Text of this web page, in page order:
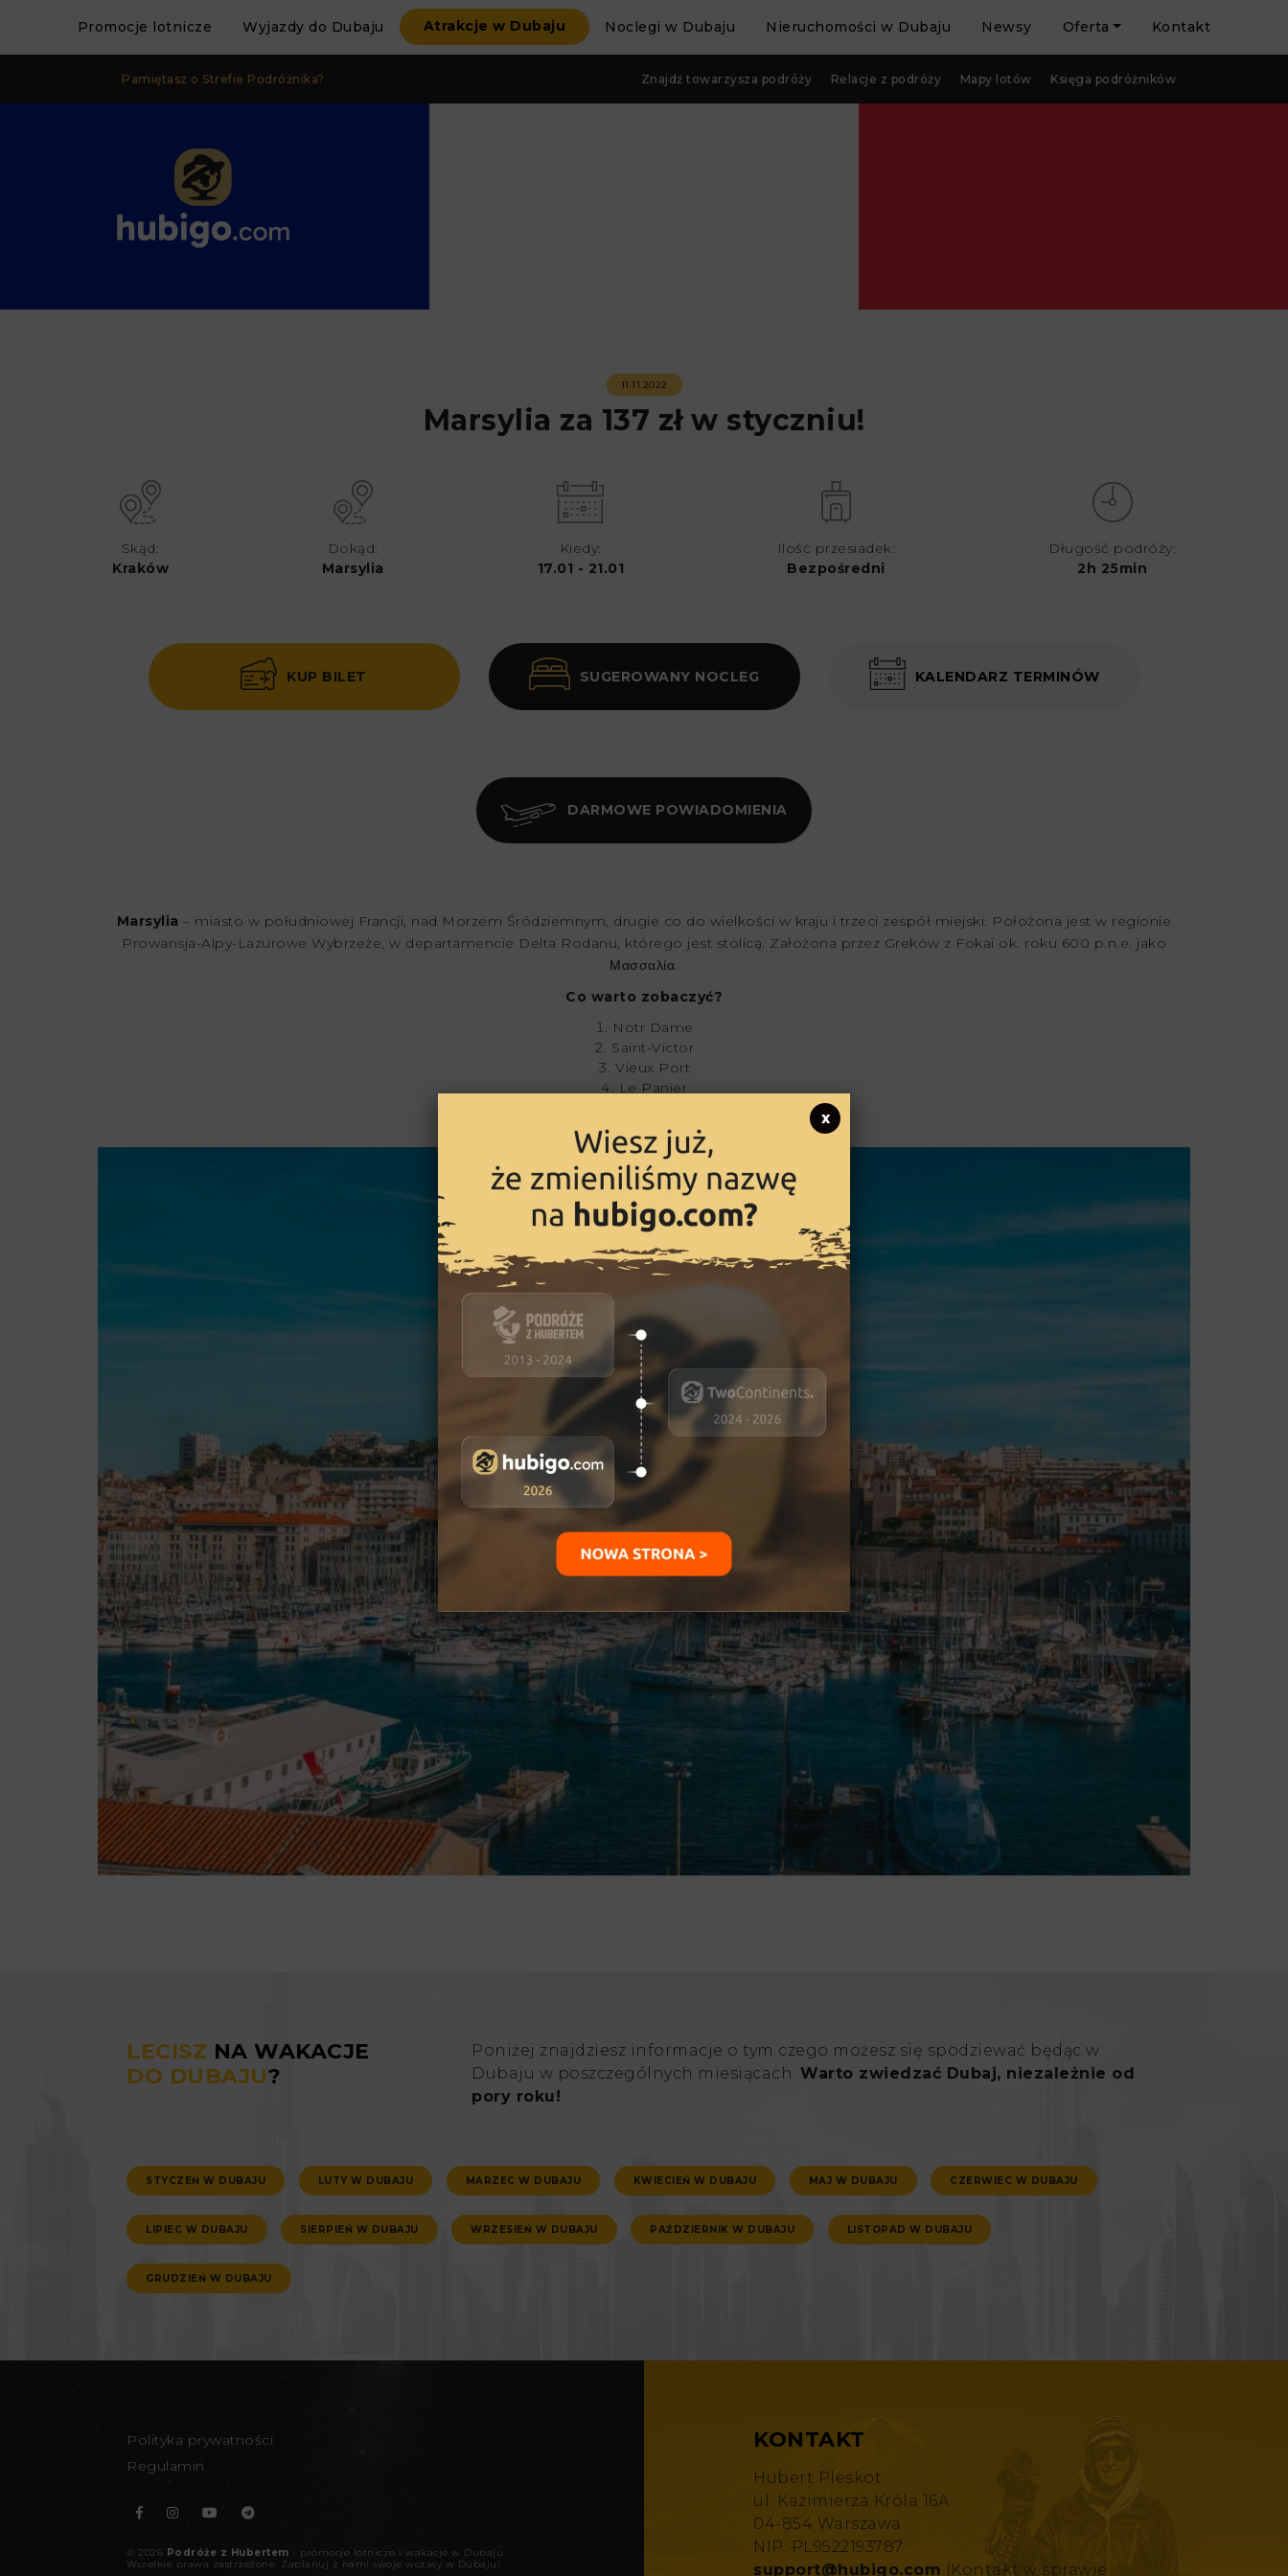
Promocje lotnicze Wyjazdy do Dubaju Atrakcje w Dubaju Noclegi w Dubaju Nieruchomości w Dubaju Newsy Oferta Kontakt
Pamiętasz o Strefie Podróżnika? Znajdź towarzysza podróży Relacje z podróży Mapy lotów Księga podróżników
11.11.2022
Marsylia za 137 zł w styczniu!
Skąd:
Kraków
Dokąd:
Marsylia
Kiedy:
17.01 - 21.01
Ilość przesiadek:
Bezpośredni
Długość podróży:
2h 25min
KUP BILET SUGEROWANY NOCLEG KALENDARZ TERMINÓW
DARMOWE POWIADOMIENIA
Marsylia – miasto w południowej Francji, nad Morzem Śródziemnym, drugie co do wielkości w kraju i trzeci zespół miejski. Położona jest w regionie
Prowansja-Alpy-Lazurowe Wybrzeże, w departamencie Delta Rodanu, którego jest stolicą. Założona przez Greków z Fokai ok. roku 600 p.n.e. jako
Μασσαλία.
Co warto zobaczyć?
Notr Dame
Saint-Victor
Vieux Port
Le Panier
LECISZ NA WAKACJE
DO DUBAJU?
Poniżej znajdziesz informacje o tym czego możesz się spodziewać będąc w
Dubaju w poszczególnych miesiącach. Warto zwiedzać Dubaj, niezależnie od
pory roku!
STYCZEŃ W DUBAJU LUTY W DUBAJU MARZEC W DUBAJU KWIECIEŃ W DUBAJU MAJ W DUBAJU CZERWIEC W DUBAJU
LIPIEC W DUBAJU SIERPIEŃ W DUBAJU WRZESIEŃ W DUBAJU PAŹDZIERNIK W DUBAJU LISTOPAD W DUBAJU
GRUDZIEŃ W DUBAJU
Polityka prywatności
Regulamin
© 2026 Podróże z Hubertem - promocje lotnicze i wakacje w Dubaju
Wszelkie prawa zastrzeżone. Zaplanuj z nami swoje wczasy w Dubaju!
KONTAKT
Hubert Pleskot
ul. Kazimierza Króla 16A
04-854 Warszawa
NIP: PL9522193787
support@hubigo.com (Kontakt w sprawie
x